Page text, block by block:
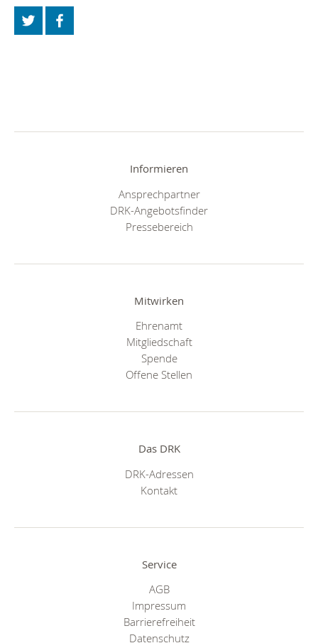
Informieren
Ansprechpartner
DRK-Angebotsfinder
Pressebereich
Mitwirken
Ehrenamt
Mitgliedschaft
Spende
Offene Stellen
Das DRK
DRK-Adressen
Kontakt
Service
AGB
Impressum
Barrierefreiheit
Datenschutz